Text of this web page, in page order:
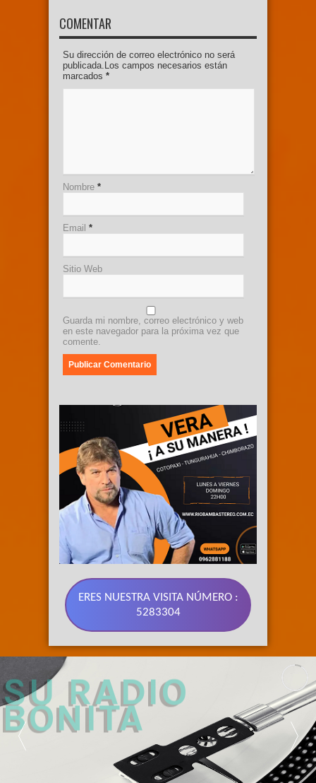
COMENTAR
Su dirección de correo electrónico no será
publicada.Los campos necesarios están
marcados *
Nombre *
Email *
Sitio Web
Guarda mi nombre, correo electrónico y web
en este navegador para la próxima vez que
comente.
ERES NUESTRA VISITA NÚMERO :
5283304
89.3 FM
SU RADIO
BONITA